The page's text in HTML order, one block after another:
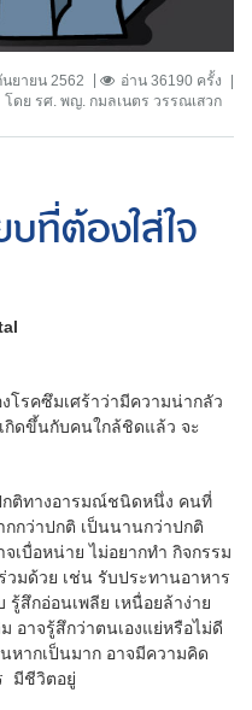
นยายน 2562
อ่าน 36190 ครั้ง
โดย รศ. พญ. กมลเนตร วรรณเสวก
บที่ต้องใส่ใจ
รคซึมเศร้าว่ามีความน่ากลัว
กิดขึ้นกับคนใกล้ชิดแล้ว จะ
ติทางอารมณ์ชนิดหนึ่ง คนที่
กว่าปกติ เป็นนานกว่าปกติ
เบื่อหน่าย ไม่อยากทำ กิจกรรม
มด้วย เช่น รับประทานอาหาร
สึกอ่อนเพลีย เหนื่อยล้าง่าย
อาจรู้สึกว่าตนเองแย่หรือไม่ดี
ากเป็นมาก อาจมีความคิด
มีชีวิตอยู่